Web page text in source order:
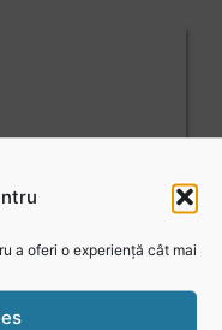
a oferi o experiență cât mai